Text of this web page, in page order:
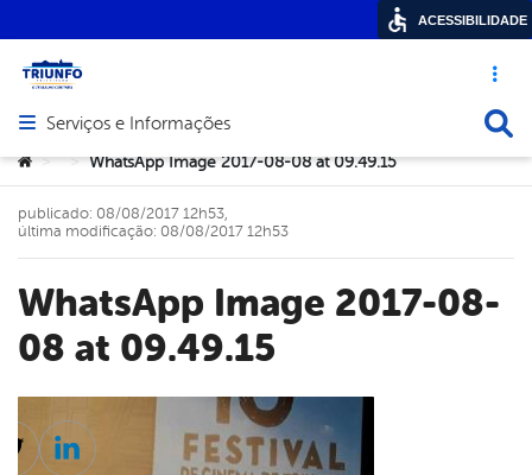
Acesso
Abrir menu principal de navegação
Serviços e Informações
Você está aqui:
> > WhatsApp Image 2017-08-08 at 09.49.15
WhatsApp Image 2017-08-
08 at 09.49.15
publicado: 08/08/2017 12h53,
última modificação: 08/08/2017 12h53
ACESSIBILIDADE